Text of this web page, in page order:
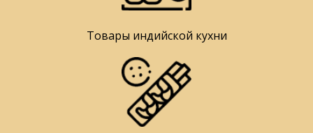
Товары индийской кухни